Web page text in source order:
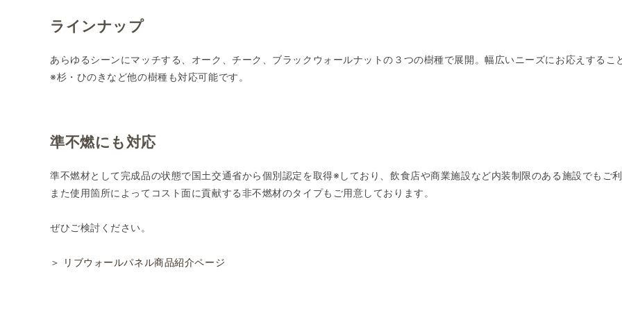
ラインナップ
あらゆるシーンにマッチする、オーク、チーク、ブラックウォールナットの３つの樹種で展開。幅広いニーズにお応えするこ
※杉・ひのきなど他の樹種も対応可能です。
準不燃にも対応
準不燃材として完成品の状態で国土交通省から個別認定を取得※しており、飲食店や商業施設など内装制限のある施設でもご利
また使用箇所によってコスト面に貢献する非不燃材のタイプもご用意しております。
ぜひご検討ください。
＞ リブウォールパネル商品紹介ページ